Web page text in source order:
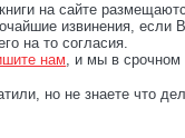
на сайте
извинения, если
на то согласия.
нам, и мы в срочном
но не знаете что